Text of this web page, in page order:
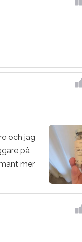
och jag
på
mer